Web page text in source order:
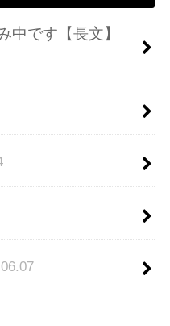
中です【長文】